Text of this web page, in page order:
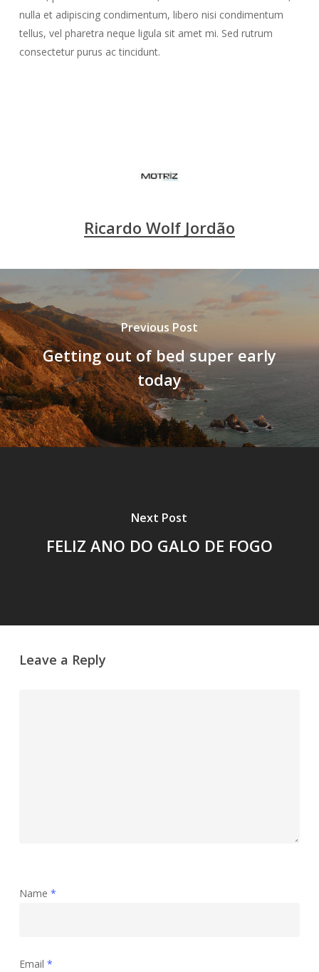
nulla et adipiscing condimentum, libero nisi condimentum
tellus, vel pharetra neque ligula sit amet mi. Sed rutrum
consectetur purus ac tincidunt.
Ricardo Wolf Jordão
Previous Post
Getting out of bed super early
today
Next Post
FELIZ ANO DO GALO DE FOGO
Leave a Reply
Name *
Email *